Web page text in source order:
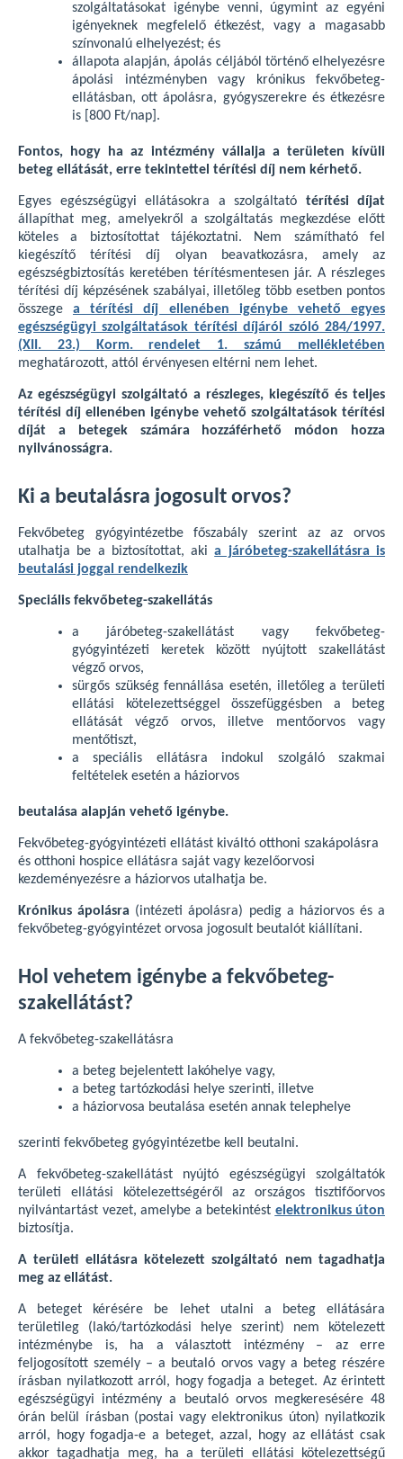
szolgáltatásokat igénybe venni, úgymint az egyéni
igényeknek megfelelő étkezést, vagy a magasabb
színvonalú elhelyezést; és
állapota alapján, ápolás céljából történő elhelyezésre
ápolási intézményben vagy krónikus fekvőbeteg-
ellátásban, ott ápolásra, gyógyszerekre és étkezésre
is [800 Ft/nap].
Fontos, hogy ha az intézmény vállalja a területen kívüli
beteg ellátását, erre tekintettel térítési díj nem kérhető.
Egyes egészségügyi ellátásokra a szolgáltató térítési díjat
állapíthat meg, amelyekről a szolgáltatás megkezdése előtt
köteles a biztosítottat tájékoztatni. Nem számítható fel
kiegészítő térítési díj olyan beavatkozásra, amely az
egészségbiztosítás keretében térítésmentesen jár. A részleges
térítési díj képzésének szabályai, illetőleg több esetben pontos
összegea térítési díj ellenében igénybe vehető egyes
egészségügyi szolgáltatások térítési díjáról szóló 284/1997.
(XII. 23.) Korm. rendelet 1. számú mellékletében
meghatározott, attól érvényesen eltérni nem lehet.
Az egészségügyi szolgáltató a részleges, kiegészítő és teljes
térítési díj ellenében igénybe vehető szolgáltatások térítési
díját a betegek számára hozzáférhető módon hozza
nyilvánosságra.
Ki a beutalásra jogosult orvos?
Fekvőbeteg gyógyintézetbe főszabály szerint az az orvos
utalhatja be a biztosítottat, akia járóbeteg-szakellátásra is
beutalási joggal rendelkezik
Speciális fekvőbeteg-szakellátás
a járóbeteg-szakellátást vagy fekvőbeteg-
gyógyintézeti keretek között nyújtott szakellátást
végző orvos,
sürgős szükség fennállása esetén, illetőleg a területi
ellátási kötelezettséggel összefüggésben a beteg
ellátását végző orvos, illetve mentőorvos vagy
mentőtiszt,
a speciális ellátásra indokul szolgáló szakmai
feltételek esetén a háziorvos
beutalása alapján vehető igénybe.
Fekvőbeteg-gyógyintézeti ellátást kiváltó otthoni szakápolásra
és otthoni hospice ellátásra saját vagy kezelőorvosi
kezdeményezésre a háziorvos utalhatja be.
Krónikus ápolásra (intézeti ápolásra) pedig a háziorvos és a
fekvőbeteg-gyógyintézet orvosa jogosult beutalót kiállítani.
Hol vehetem igénybe a fekvőbeteg-
szakellátást?
A fekvőbeteg-szakellátásra
a beteg bejelentett lakóhelye vagy,
a beteg tartózkodási helye szerinti, illetve
a háziorvosa beutalása esetén annak telephelye
szerinti fekvőbeteg gyógyintézetbe kell beutalni.
A fekvőbeteg-szakellátást nyújtó egészségügyi szolgáltatók
területi ellátási kötelezettségéről az országos tisztifőorvos
nyilvántartást vezet, amelybe a betekintést elektronikus úton
biztosítja.
A területi ellátásra kötelezett szolgáltató nem tagadhatja
meg az ellátást.
A beteget kérésére be lehet utalni a beteg ellátására
területileg (lakó/tartózkodási helye szerint) nem kötelezett
intézménybe is, ha a választott intézmény – az erre
feljogosított személy – a beutaló orvos vagy a beteg részére
írásban nyilatkozott arról, hogy fogadja a beteget. Az érintett
egészségügyi intézmény a beutaló orvos megkeresésére 48
órán belül írásban (postai vagy elektronikus úton) nyilatkozik
arról, hogy fogadja-e a beteget, azzal, hogy az ellátást csak
akkor tagadhatja meg, ha a területi ellátási kötelezettségű